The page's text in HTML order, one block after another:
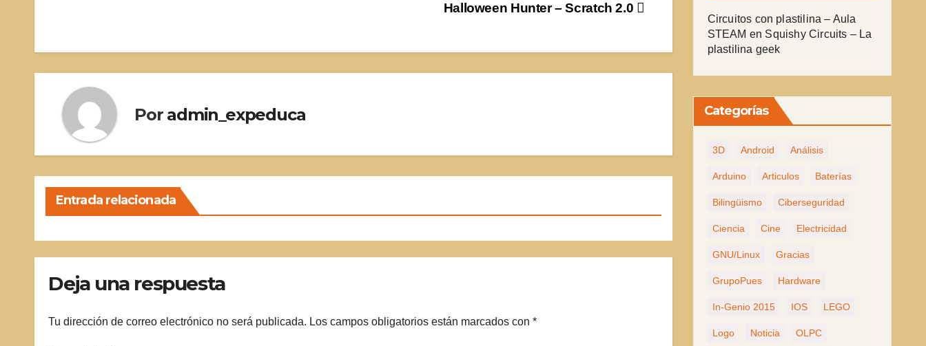
entradas
Halloween Hunter – Scratch 2.0
Por admin_expeduca
Entrada relacionada
Deja una respuesta
Tu dirección de correo electrónico no será publicada. Los campos obligatorios están marcados con *
Circuitos con plastilina – Aula
STEAM en Squishy Circuits – La
plastilina geek
Categorías
3D Android Análisis
Arduino Articulos Baterías
Bilingüismo Ciberseguridad
Ciencia Cine Electricidad
GNU/Linux Gracias
GrupoPues Hardware
In-Genio 2015 IOS LEGO
Logo Noticia OLPC